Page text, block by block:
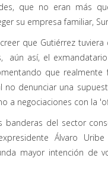
que no eran más
su empresa familiar,
que Gutiérrez
aún así, el
que realmente
denunciar una
a negociaciones con la
banderas del sector
Álvaro
mayor intención de